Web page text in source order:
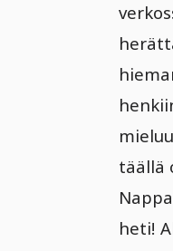
täällä
heti!